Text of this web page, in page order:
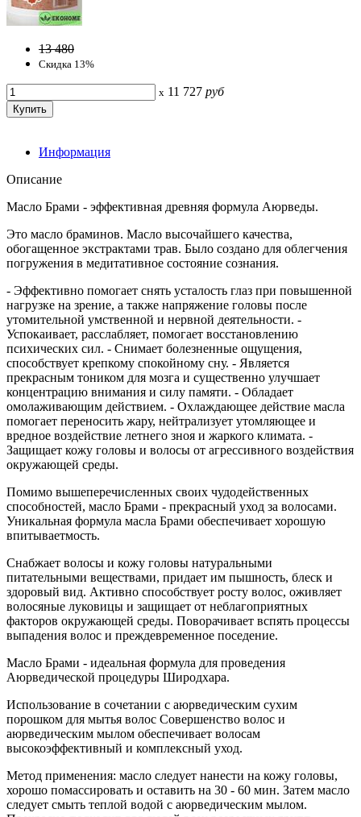
13 480
Скидка 13%
x 11 727 руб
Информация
Описание
Масло Брами - эффективная древняя формула Аюрведы.
Это масло браминов. Масло высочайшего качества,
обогащенное экстрактами трав. Было создано для облегчения
погружения в медитативное состояние сознания.
- Эффективно помогает снять усталость глаз при повышенной
нагрузке на зрение, а также напряжение головы после
утомительной умственной и нервной деятельности. -
Успокаивает, расслабляет, помогает восстановлению
психических сил. - Снимает болезненные ощущения,
способствует крепкому спокойному сну. - Является
прекрасным тоником для мозга и существенно улучшает
концентрацию внимания и силу памяти. - Обладает
омолаживающим действием. - Охлаждающее действие масла
помогает переносить жару, нейтрализует утомляющее и
вредное воздействие летнего зноя и жаркого климата. -
Защищает кожу головы и волосы от агрессивного воздействия
окружающей среды.
Помимо вышеперечисленных своих чудодейственных
способностей, масло Брами - прекрасный уход за волосами.
Уникальная формула масла Брами обеспечивает хорошую
впитываетмость.
Снабжает волосы и кожу головы натуральными
питательными веществами, придает им пышность, блеск и
здоровый вид. Активно способствует росту волос, оживляет
волосяные луковицы и защищает от неблагоприятных
факторов окружающей среды. Поворачивает вспять процессы
выпадения волос и преждевременное поседение.
Масло Брами - идеальная формула для проведения
Аюрведической процедуры Широдхара.
Использование в сочетании с аюрведическим сухим
порошком для мытья волос Совершенство волос и
аюрведическим мылом обеспечивает волосам
высокоэффективный и комплексный уход.
Метод применения: масло следует нанести на кожу головы,
хорошо помассировать и оставить на 30 - 60 мин. Затем масло
следует смыть теплой водой с аюрведическим мылом.